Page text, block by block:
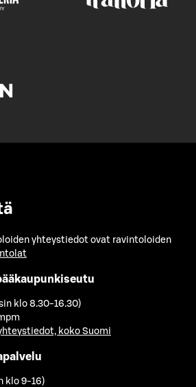
yhteystiedot ovat ravintoloiden
klo 8.30-16.30)
koko Suomi
klo 9-16)